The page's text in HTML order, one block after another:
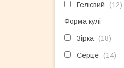
Гелієвий 12
Форма кулі
Зірка 18
Серце 14